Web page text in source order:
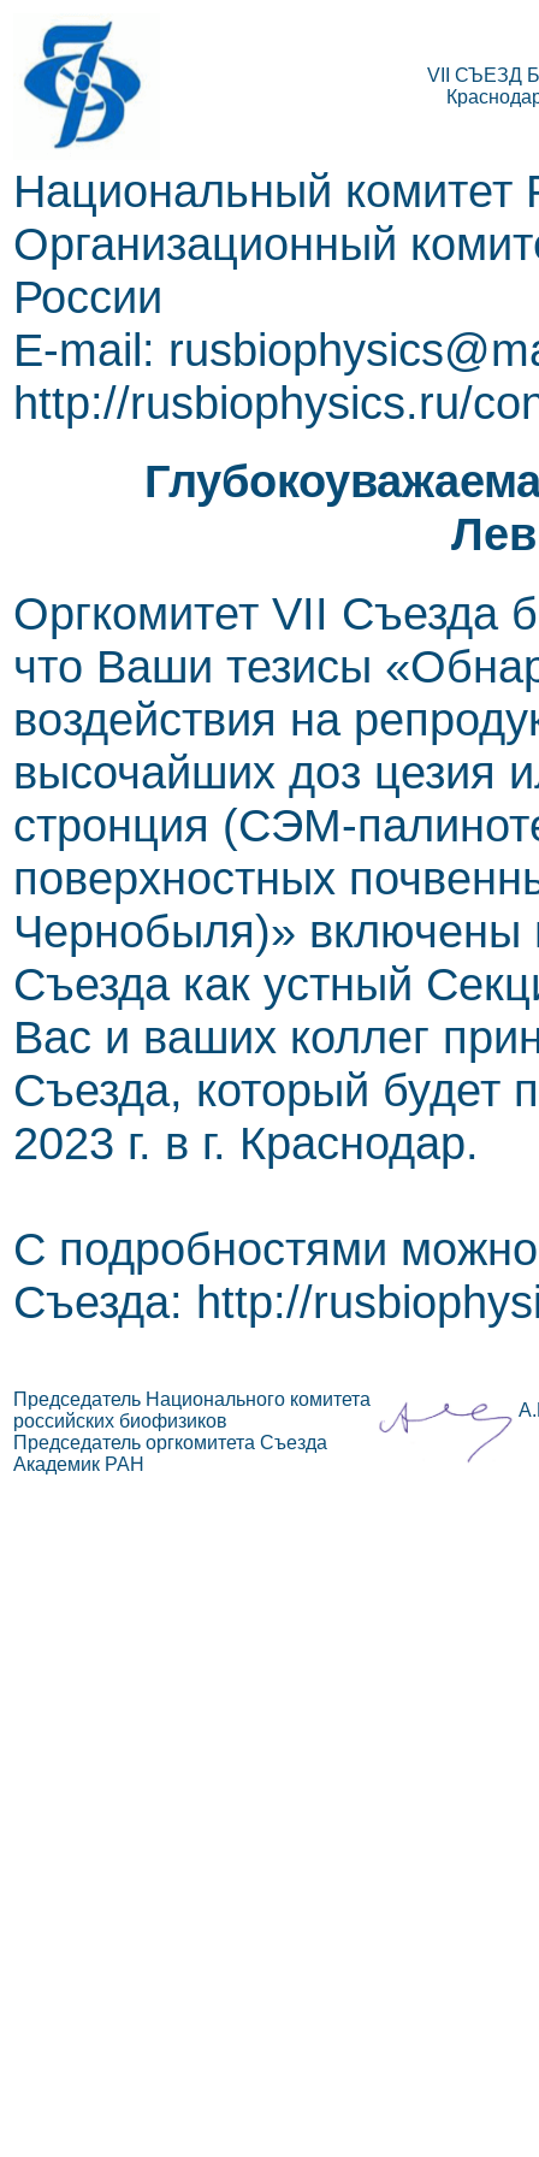
VII СЪЕЗД
Национальный комитет
Организационный
России
E-mail:
http://rusbiophysics.ru/
Оргкомитет VII Съезда
что Ваши тезисы
воздействия на
высочайших доз цезия
стронция (СЭМ-
поверхностных
Чернобыля)» включены
Съезда как устный
Вас и ваших коллег
Съезда, который будет
2023 г. в г. Краснодар.
С подробностями
Съезда: http://
Председатель Национального комитета
российских биофизиков
Председатель оргкомитета Съезда
Академик РАН